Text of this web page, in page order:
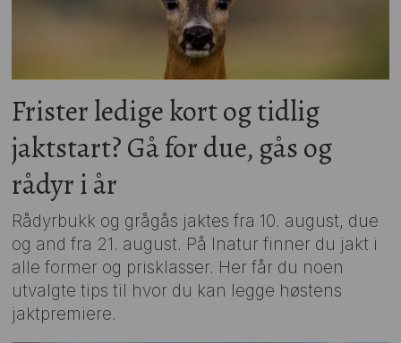
Frister ledige kort og tidlig
jaktstart? Gå for due, gås og
rådyr i år
Rådyrbukk og grågås jaktes fra 10. august, due
og and fra 21. august. På Inatur finner du jakt i
alle former og prisklasser. Her får du noen
utvalgte tips til hvor du kan legge høstens
jaktpremiere.